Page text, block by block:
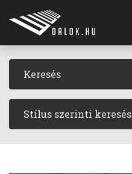
Stílus szerinti keresés